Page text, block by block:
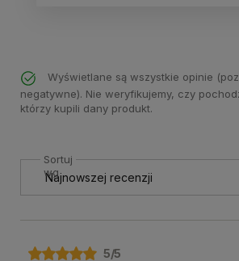
Wyświetlane są wszystkie opinie
negatywne). Nie weryfikujemy, czy
którzy kupili dany produkt.
Sortuj
wg
5/5